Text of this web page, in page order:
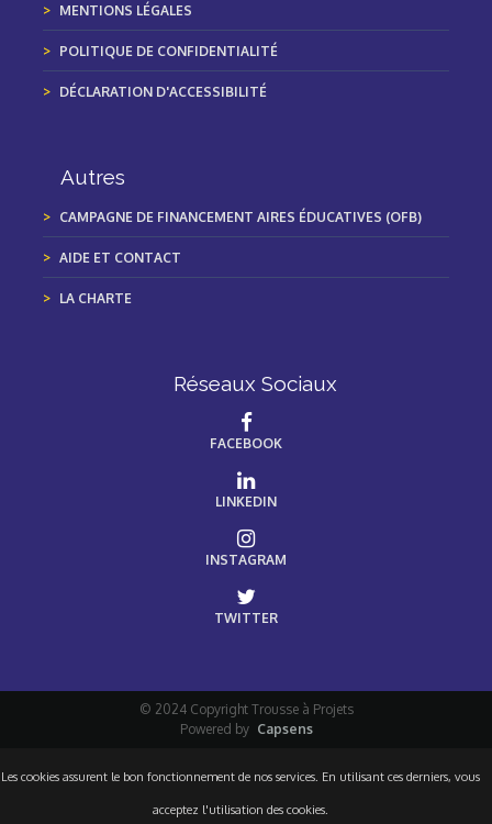
MENTIONS LÉGALES
POLITIQUE DE CONFIDENTIALITÉ
DÉCLARATION D'ACCESSIBILITÉ
Autres
CAMPAGNE DE FINANCEMENT AIRES ÉDUCATIVES (OFB)
AIDE ET CONTACT
LA CHARTE
Réseaux Sociaux
FACEBOOK
LINKEDIN
INSTAGRAM
TWITTER
© 2024 Copyright Trousse à Projets
Powered by Capsens
Les cookies assurent le bon fonctionnement de nos services. En utilisant ces derniers, vous
acceptez l'utilisation des cookies.